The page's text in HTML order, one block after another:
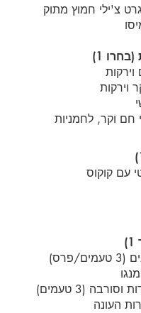
צ'ילי חמוץ מתוק
1)
וירקות
וירקות
חם וקר, לחמניות
עם קוקוס
פרס)
(3 טעמים)
העונה